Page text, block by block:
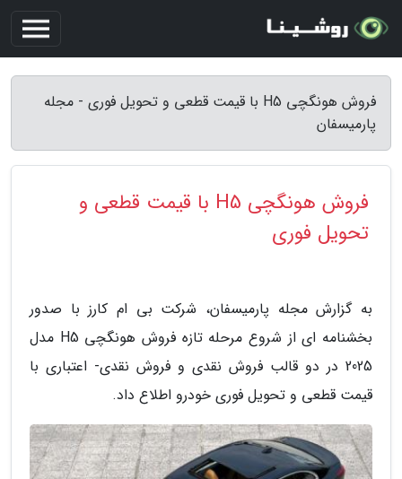
فروش هونگچی H5 با قیمت قطعی و تحویل فوری - مجله
پارمیسفان
فروش هونگچی H5 با قیمت قطعی و
تحویل فوری
به گزارش مجله پارمیسفان، شرکت بی ام کارز با صدور
بخشنامه ای از شروع مرحله تازه فروش هونگچی H5 مدل
2025 در دو قالب فروش نقدی و فروش نقدی- اعتباری با
قیمت قطعی و تحویل فوری خودرو اطلاع داد.